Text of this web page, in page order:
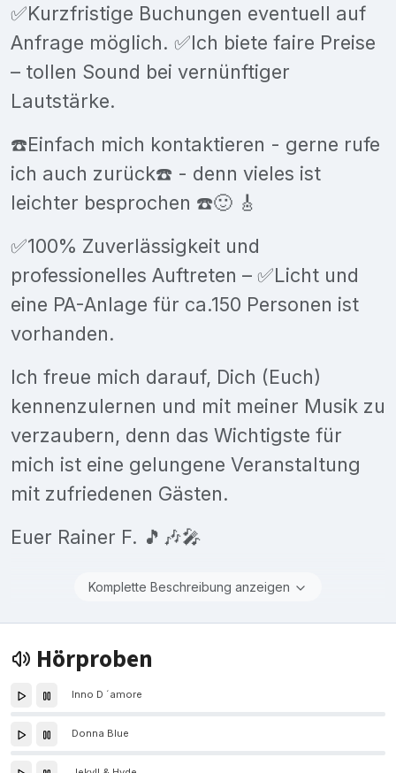
✅Kurzfristige Buchungen eventuell auf
Anfrage möglich. ✅Ich biete faire Preise
– tollen Sound bei vernünftiger
Lautstärke.
☎️Einfach mich kontaktieren - gerne rufe
ich auch zurück☎️ - denn vieles ist
leichter besprochen ☎️🙂 🎸
✅100% Zuverlässigkeit und
professionelles Auftreten – ✅Licht und
eine PA-Anlage für ca.150 Personen ist
vorhanden.
Ich freue mich darauf, Dich (Euch)
kennenzulernen und mit meiner Musik zu
verzaubern, denn das Wichtigste für
mich ist eine gelungene Veranstaltung
mit zufriedenen Gästen.
Euer Rainer F. 🎵🎶🎤
Komplette Beschreibung anzeigen
Hörproben
Inno D ´amore
Donna Blue